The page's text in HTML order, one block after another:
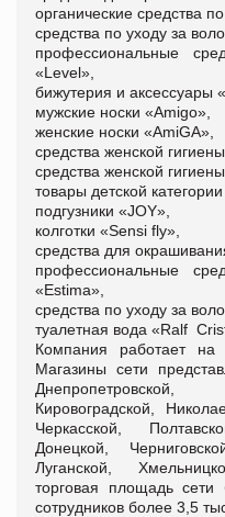
органические средства
средства по уходу за
профессиональные
«Level»,
бижутерия и аксессуары
мужские носки «Amigo»,
женские носки «AmiGA»,
средства женской
средства женской
товары детской
подгузники «JOY»,
колготки «Sensi fly»,
средства для
профессиональные
«Estima»,
средства по уходу за
туалетная вода «Ralf
Компания работает
Магазины сети
Кировоградской,
Черкасской,
Донецкой,
Луганской,
торговая площадь
сотрудников более 3,5